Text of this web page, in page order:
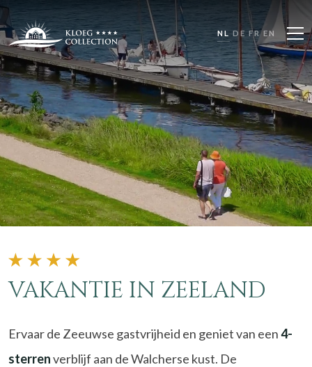
NL DE FR EN
VAKANTIE IN ZEELAND
Ervaar de Zeeuwse gastvrijheid en geniet van een4-
sterrenverblijf aan de Walcherse kust. De